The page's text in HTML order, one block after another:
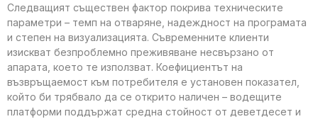
Следващият съществен фактор покрива техническите
параметри – темп на отваряне, надеждност на програмата
и степен на визуализацията. Съвременните клиенти
изискват безпроблемно преживяване несвързано от
апарата, което те използват. Коефициентът на
възвръщаемост към потребителя е установен показател,
който би трябвало да се открито наличен – водещите
платформи поддържат средна стойност от деветдесет и